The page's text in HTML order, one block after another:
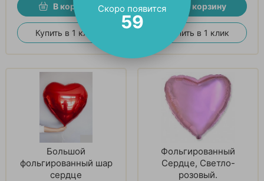
В корзину
Купить в 1 клик
В корзину
Купить в 1 клик
Большой
фольгированный шар
сердце
Фольгированный
Сердце, Светло-
розовый.
Скоро появится
58